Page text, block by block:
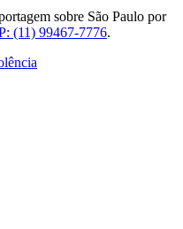
sobre São Paulo por
(11) 99467-7776.